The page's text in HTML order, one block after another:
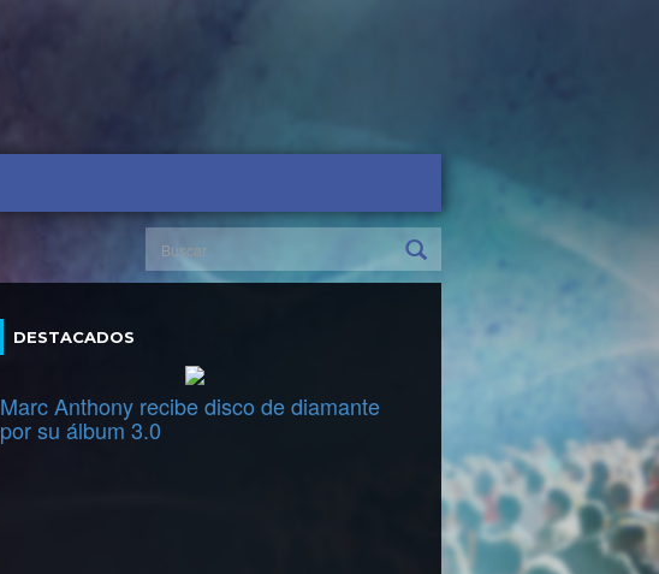
DESTACADOS
Marc Anthony recibe disco de diamante
por su álbum 3.0